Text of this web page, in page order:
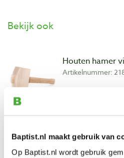
Baptist.nl maakt gebruik van
Op Baptist.nl wordt gebruik
Bekijk ook
Houten hamer
Artikelnummer:
Op voorraad
Vergelijken